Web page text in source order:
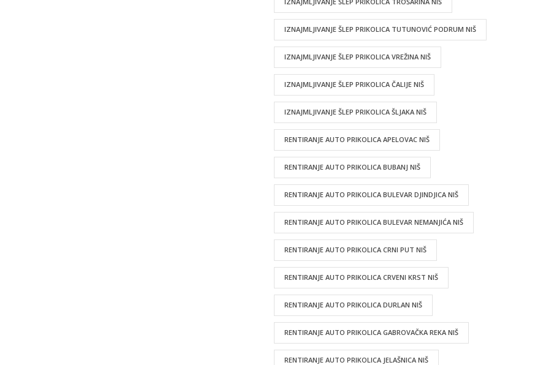
IZNAJMLJIVANJE ŠLEP PRIKOLICA TUTUNOVIĆ PODRUM NIŠ
IZNAJMLJIVANJE ŠLEP PRIKOLICA VREŽINA NIŠ
IZNAJMLJIVANJE ŠLEP PRIKOLICA ČALIJE NIŠ
IZNAJMLJIVANJE ŠLEP PRIKOLICA ŠLJAKA NIŠ
RENTIRANJE AUTO PRIKOLICA APELOVAC NIŠ
RENTIRANJE AUTO PRIKOLICA BUBANJ NIŠ
RENTIRANJE AUTO PRIKOLICA BULEVAR DJINDJICA NIŠ
RENTIRANJE AUTO PRIKOLICA BULEVAR NEMANJIĆA NIŠ
RENTIRANJE AUTO PRIKOLICA CRNI PUT NIŠ
RENTIRANJE AUTO PRIKOLICA CRVENI KRST NIŠ
RENTIRANJE AUTO PRIKOLICA DURLAN NIŠ
RENTIRANJE AUTO PRIKOLICA GABROVAČKA REKA NIŠ
RENTIRANJE AUTO PRIKOLICA JELAŠNICA NIŠ